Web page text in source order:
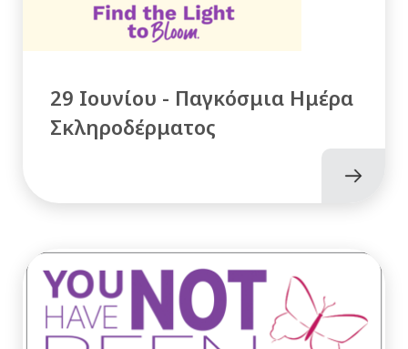
29 Ιουνίου - Παγκόσμια Ημέρα
Σκληροδέρματος